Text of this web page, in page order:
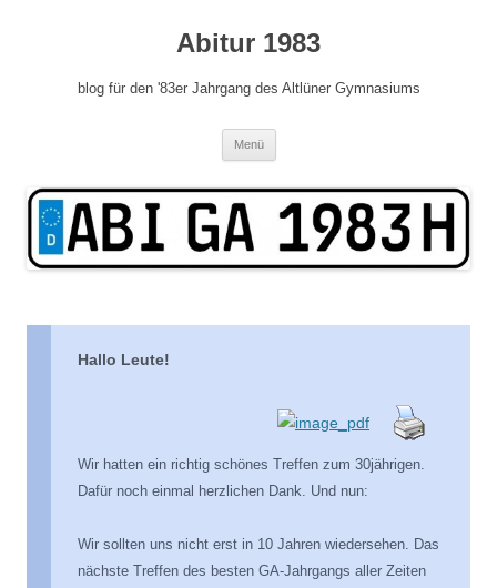
Abitur 1983
blog für den '83er Jahrgang des Altlüner Gymnasiums
Menü
Hallo Leute!
Wir hatten ein richtig schönes Treffen zum 30jährigen.
Dafür noch einmal herzlichen Dank. Und nun:
Wir sollten uns nicht erst in 10 Jahren wiedersehen. Das
nächste Treffen des besten GA-Jahrgangs aller Zeiten